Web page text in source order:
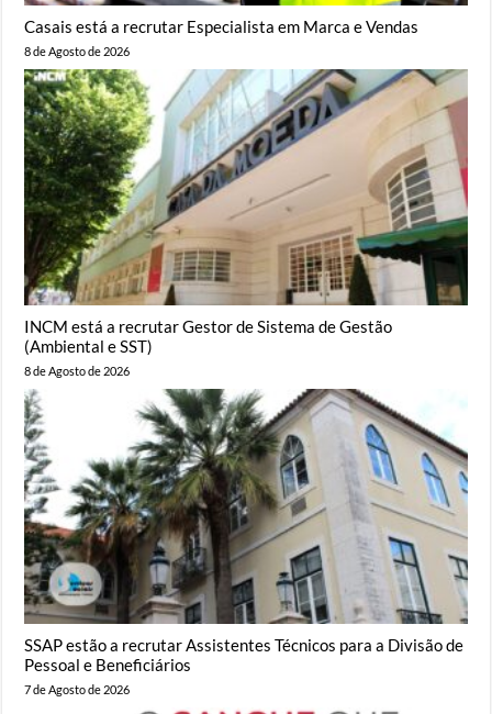
Casais está a recrutar Especialista em Marca e Vendas
8 de Agosto de 2026
INCM está a recrutar Gestor de Sistema de Gestão
(Ambiental e SST)
8 de Agosto de 2026
SSAP estão a recrutar Assistentes Técnicos para a Divisão de
Pessoal e Beneficiários
7 de Agosto de 2026